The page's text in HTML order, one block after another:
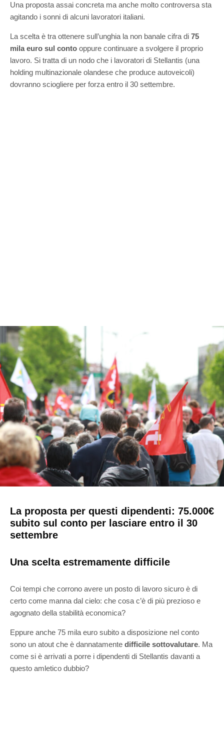
Una proposta assai concreta ma anche molto controversa sta
agitando i sonni di alcuni lavoratori italiani.
La scelta è tra ottenere sull’unghia la non banale cifra di 75
mila euro sul conto oppure continuare a svolgere il proprio
lavoro. Si tratta di un nodo che i lavoratori di Stellantis (una
holding multinazionale olandese che produce autoveicoli)
dovranno sciogliere per forza entro il 30 settembre.
La proposta per questi dipendenti: 75.000€
subito sul conto per lasciare entro il 30
settembre
Una scelta estremamente difficile
Coi tempi che corrono avere un posto di lavoro sicuro è di
certo come manna dal cielo: che cosa c’è di più prezioso e
agognato della stabilità economica?
Eppure anche 75 mila euro subito a disposizione nel conto
sono un atout che è dannatamente difficile sottovalutare. Ma
come si è arrivati a porre i dipendenti di Stellantis davanti a
questo amletico dubbio?